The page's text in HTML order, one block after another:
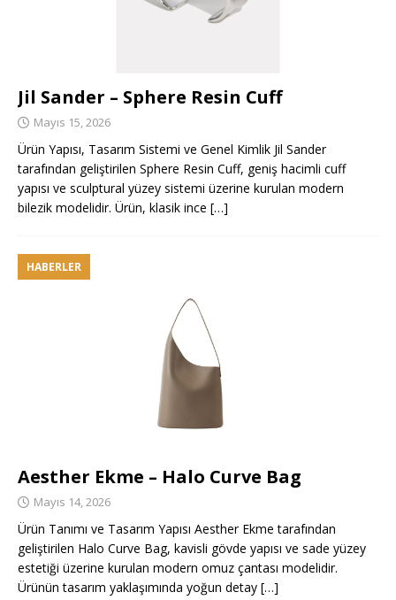
Jil Sander – Sphere Resin Cuff
Mayıs 15, 2026
Ürün Yapısı, Tasarım Sistemi ve Genel Kimlik Jil Sander
tarafından geliştirilen Sphere Resin Cuff, geniş hacimli cuff
yapısı ve sculptural yüzey sistemi üzerine kurulan modern
bilezik modelidir. Ürün, klasik ince […]
HABERLER
Aesther Ekme – Halo Curve Bag
Mayıs 14, 2026
Ürün Tanımı ve Tasarım Yapısı Aesther Ekme tarafından
geliştirilen Halo Curve Bag, kavisli gövde yapısı ve sade yüzey
estetiği üzerine kurulan modern omuz çantası modelidir.
Ürünün tasarım yaklaşımında yoğun detay […]